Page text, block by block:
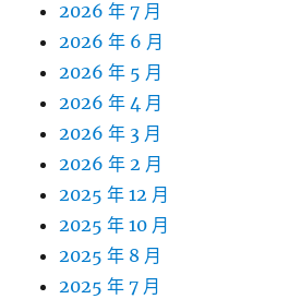
2026 年 7 月
2026 年 6 月
2026 年 5 月
2026 年 4 月
2026 年 3 月
2026 年 2 月
2025 年 12 月
2025 年 10 月
2025 年 8 月
2025 年 7 月